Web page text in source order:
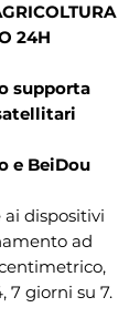
24H
supporta
e BeiDou
ai dispositivi
ad
7 giorni su 7.